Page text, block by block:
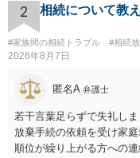
かかることになりますの
いておいてください。 話
が、旦那様の収入や財産
弁護士との相談を予約し
らい（希望者が多く予約
比較的短い熟慮期間のこ
る方が良いでしょう。 も
間がない等であれば、相
（WEB等で）、問い合わ
2 相続について教
#家族間の相続トラブル #相続
2026年8月7日
匿名A 弁護士
若干言葉足らずで失礼し
放棄手続の依頼を受け家
順位が繰り上がる方への